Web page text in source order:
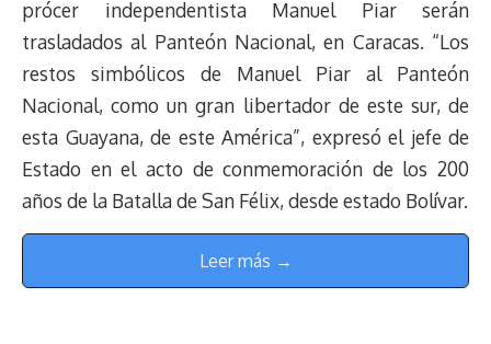
prócer independentista Manuel Piar serán
trasladados al Panteón Nacional, en Caracas. “Los
restos simbólicos de Manuel Piar al Panteón
Nacional, como un gran libertador de este sur, de
esta Guayana, de este América”, expresó el jefe de
Estado en el acto de conmemoración de los 200
años de la Batalla de San Félix, desde estado Bolívar.
Leer más →